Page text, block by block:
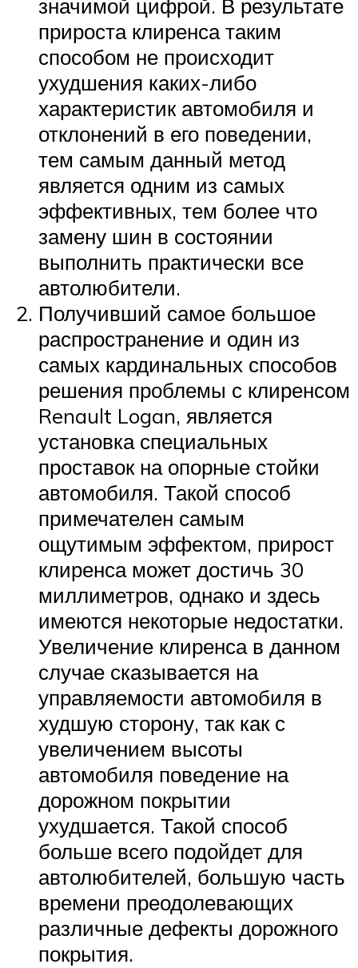
значимой цифрой. В результате
прироста клиренса таким
способом не происходит
ухудшения каких-либо
характеристик автомобиля и
отклонений в его поведении,
тем самым данный метод
является одним из самых
эффективных, тем более что
замену шин в состоянии
выполнить практически все
автолюбители.
Получивший самое большое
распространение и один из
самых кардинальных способов
решения проблемы с клиренсом
Renault Logan, является
установка специальных
проставок на опорные стойки
автомобиля. Такой способ
примечателен самым
ощутимым эффектом, прирост
клиренса может достичь 30
миллиметров, однако и здесь
имеются некоторые недостатки.
Увеличение клиренса в данном
случае сказывается на
управляемости автомобиля в
худшую сторону, так как с
увеличением высоты
автомобиля поведение на
дорожном покрытии
ухудшается. Такой способ
больше всего подойдет для
автолюбителей, большую часть
времени преодолевающих
различные дефекты дорожного
покрытия.